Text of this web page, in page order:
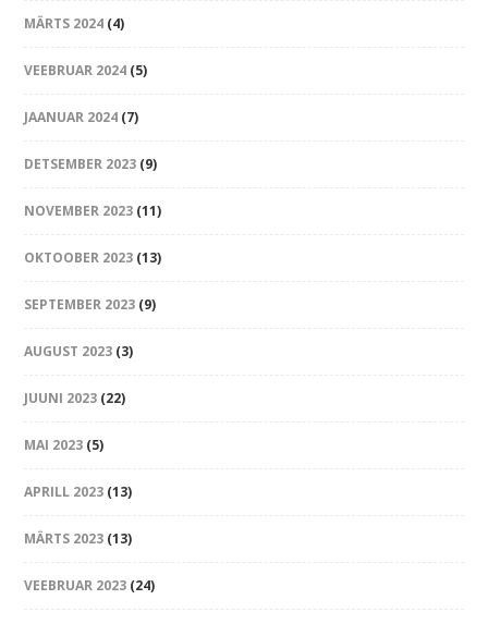
MÄRTS 2024 (4)
VEEBRUAR 2024 (5)
JAANUAR 2024 (7)
DETSEMBER 2023 (9)
NOVEMBER 2023 (11)
OKTOOBER 2023 (13)
SEPTEMBER 2023 (9)
AUGUST 2023 (3)
JUUNI 2023 (22)
MAI 2023 (5)
APRILL 2023 (13)
MÄRTS 2023 (13)
VEEBRUAR 2023 (24)